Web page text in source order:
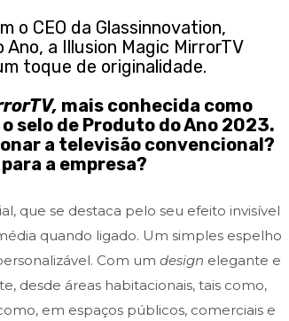
o CEO da Glassinnovation,
a Illusion Magic MirrorTV
toque de originalidade.
mais conhecida como
selo de Produto do Ano 2023.
a televisão convencional?
a empresa?
que se destaca pelo seu efeito invisível
quando ligado. Um simples espelho
Com um design elegante e
desde áreas habitacionais, tais como,
em espaços públicos, comerciais e